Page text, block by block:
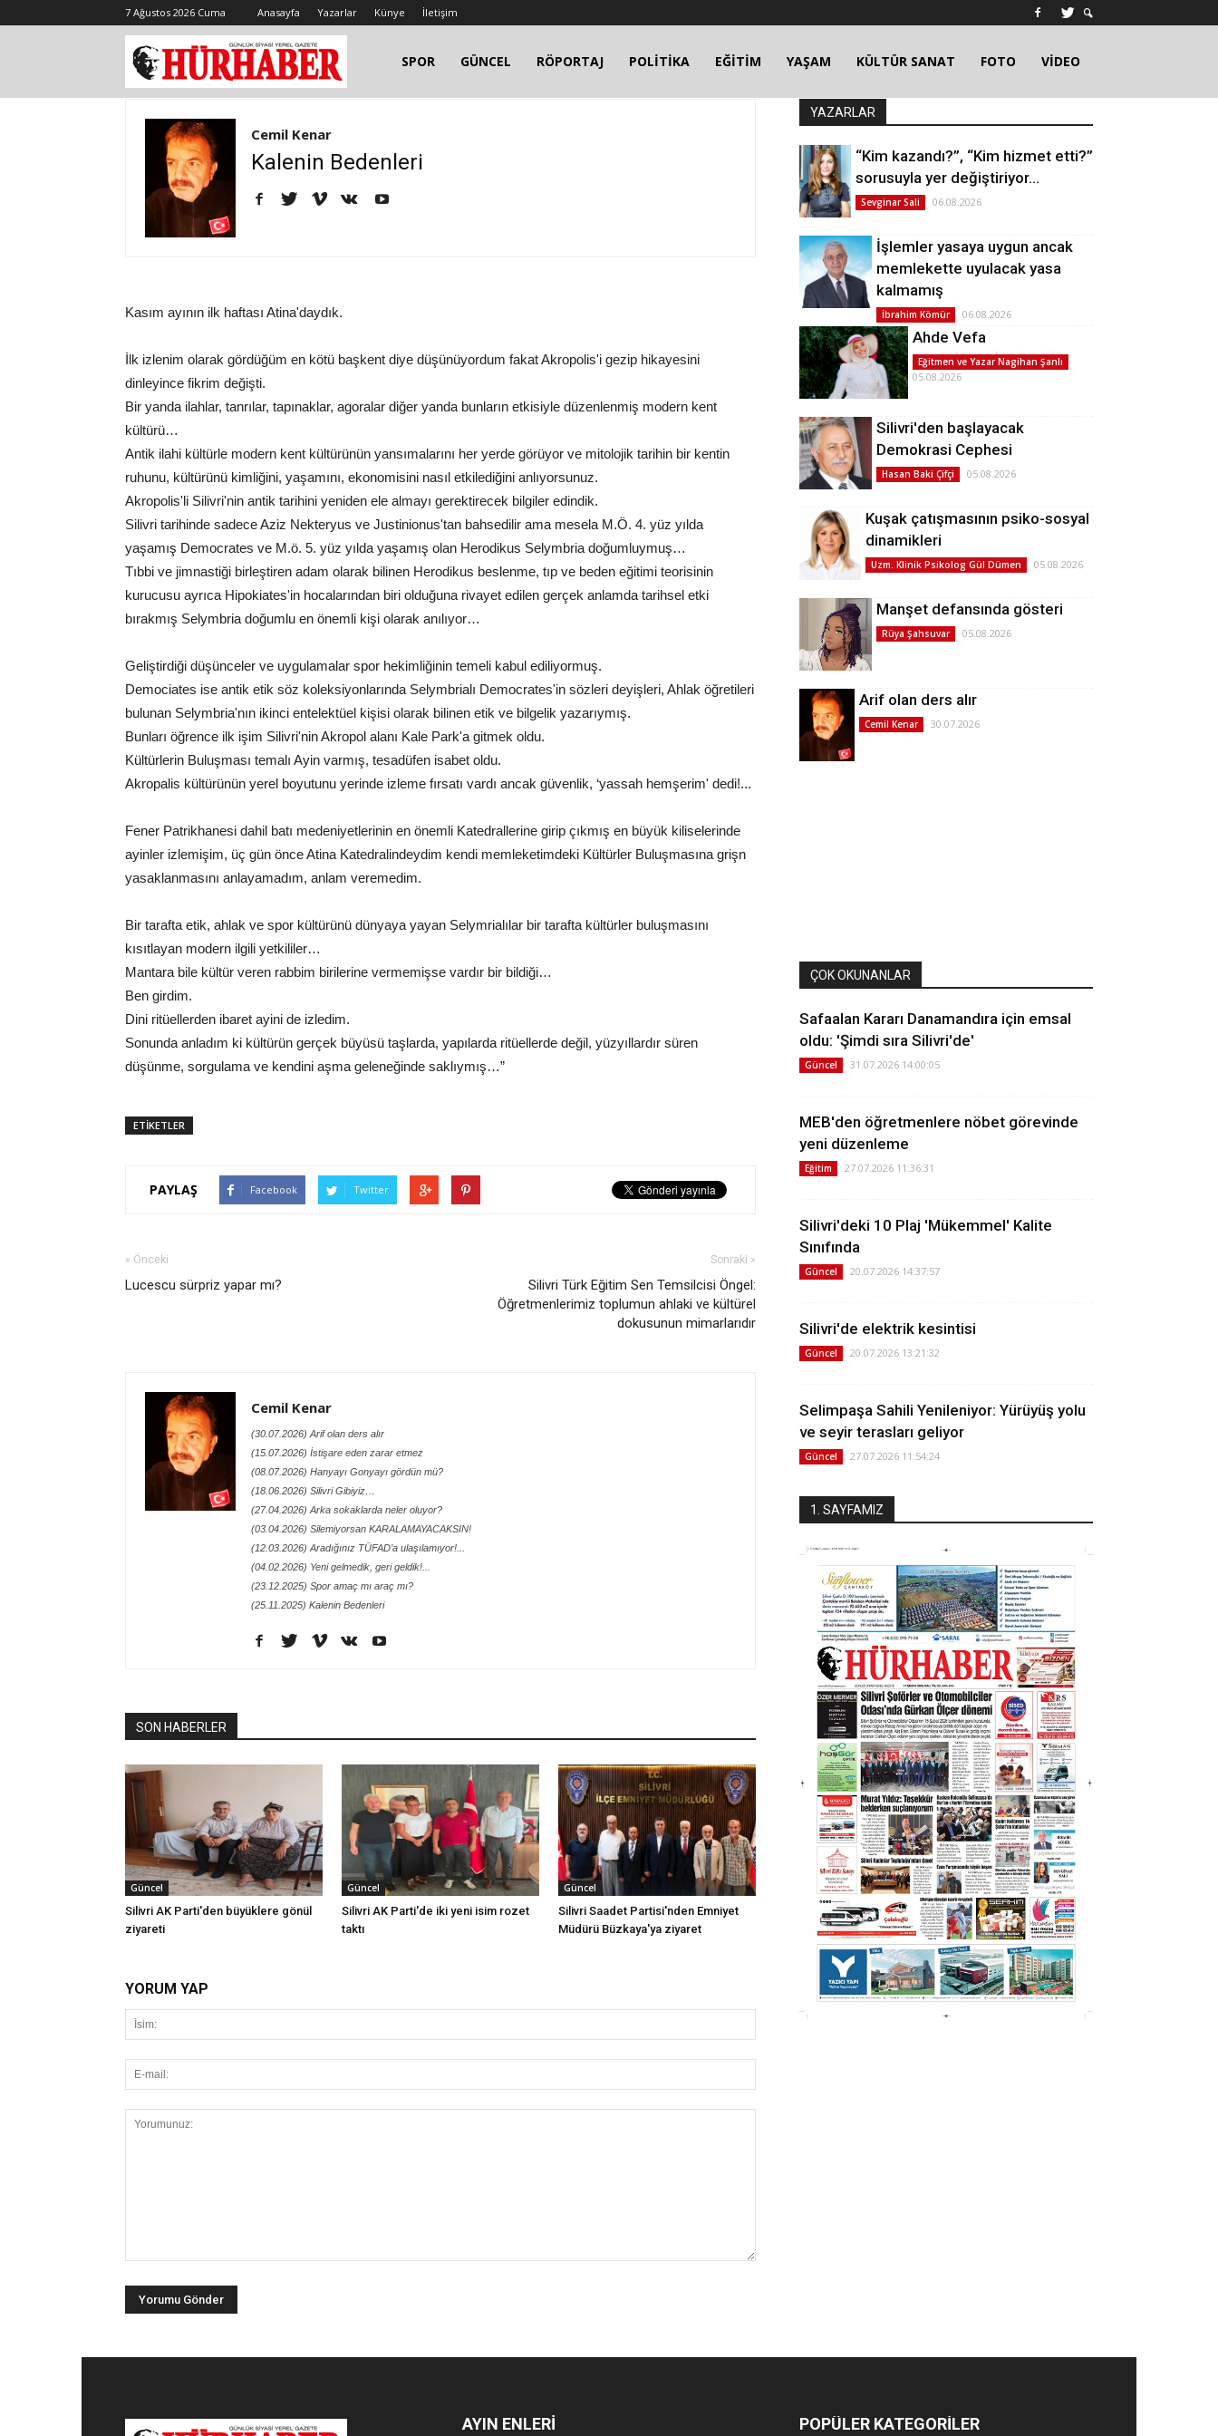
7 Ağustos 2026 Cuma Anasayfa Yazarlar Künye İletişim
SPOR GÜNCEL RÖPORTAJ POLİTİKA EĞİTİM YAŞAM KÜLTÜR SANAT FOTO VİDEO
Cemil Kenar
Kalenin Bedenleri
Kasım ayının ilk haftası Atina'daydık.
İlk izlenim olarak gördüğüm en kötü başkent diye düşünüyordum fakat Akropolis'i gezip hikayesini
dinleyince fikrim değişti.
Bir yanda ilahlar, tanrılar, tapınaklar, agoralar diğer yanda bunların etkisiyle düzenlenmiş modern kent
kültürü…
Antik ilahi kültürle modern kent kültürünün yansımalarını her yerde görüyor ve mitolojik tarihin bir kentin
ruhunu, kültürünü kimliğini, yaşamını, ekonomisini nasıl etkilediğini anlıyorsunuz.
Akropolis'li Silivri'nin antik tarihini yeniden ele almayı gerektirecek bilgiler edindik.
Silivri tarihinde sadece Aziz Nekteryus ve Justinionus'tan bahsedilir ama mesela M.Ö. 4. yüz yılda
yaşamış Democrates ve M.ö. 5. yüz yılda yaşamış olan Herodikus Selymbria doğumluymuş…
Tıbbi ve jimnastiği birleştiren adam olarak bilinen Herodikus beslenme, tıp ve beden eğitimi teorisinin
kurucusu ayrıca Hipokiates'in hocalarından biri olduğuna rivayet edilen gerçek anlamda tarihsel etki
bırakmış Selymbria doğumlu en önemli kişi olarak anılıyor…
Geliştirdiği düşünceler ve uygulamalar spor hekimliğinin temeli kabul ediliyormuş.
Demociates ise antik etik söz koleksiyonlarında Selymbrialı Democrates'in sözleri deyişleri, Ahlak öğretileri
bulunan Selymbria'nın ikinci entelektüel kişisi olarak bilinen etik ve bilgelik yazarıymış.
Bunları öğrence ilk işim Silivri'nin Akropol alanı Kale Park'a gitmek oldu.
Kültürlerin Buluşması temalı Ayin varmış, tesadüfen isabet oldu.
Akropalis kültürünün yerel boyutunu yerinde izleme fırsatı vardı ancak güvenlik, ‘yassah hemşerim' dedi!...
Fener Patrikhanesi dahil batı medeniyetlerinin en önemli Katedrallerine girip çıkmış en büyük kiliselerinde
ayinler izlemişim, üç gün önce Atina Katedralindeydim kendi memleketimdeki Kültürler Buluşmasına grişn
yasaklanmasını anlayamadım, anlam veremedim.
Bir tarafta etik, ahlak ve spor kültürünü dünyaya yayan Selymrialılar bir tarafta kültürler buluşmasını
kısıtlayan modern ilgili yetkililer…
Mantara bile kültür veren rabbim birilerine vermemişse vardır bir bildiği…
Ben girdim.
Dini ritüellerden ibaret ayini de izledim.
Sonunda anladım ki kültürün gerçek büyüsü taşlarda, yapılarda ritüellerde değil, yüzyıllardır süren
düşünme, sorgulama ve kendini aşma geleneğinde saklıymış…”
ETİKETLER
PAYLAŞ Facebook Twitter
« Önceki
Lucescu sürpriz yapar mı?
Sonraki »
Silivri Türk Eğitim Sen Temsilcisi Öngel:
Öğretmenlerimiz toplumun ahlaki ve kültürel
dokusunun mimarlarıdır
Cemil Kenar
(30.07.2026) Arif olan ders alır
(15.07.2026) İstişare eden zarar etmez
(08.07.2026) Hanyayı Gonyayı gördün mü?
(18.06.2026) Silivri Gibiyiz…
(27.04.2026) Arka sokaklarda neler oluyor?
(03.04.2026) Silemiyorsan KARALAMAYACAKSIN!
(12.03.2026) Aradığınız TÜFAD’a ulaşılamıyor!...
(04.02.2026) Yeni gelmedik, geri geldik!...
(23.12.2025) Spor amaç mı araç mı?
(25.11.2025) Kalenin Bedenleri
SON HABERLER
Güncel
Silivri AK Parti'den büyüklere gönül
ziyareti
Güncel
Silivri AK Parti'de iki yeni isim rozet
taktı
Güncel
Silivri Saadet Partisi'nden Emniyet
Müdürü Büzkaya'ya ziyaret
YORUM YAP
YAZARLAR
“Kim kazandı?”, “Kim hizmet etti?”
sorusuyla yer değiştiriyor…
Sevginar Sali 06.08.2026
İşlemler yasaya uygun ancak
memlekette uyulacak yasa
kalmamış
İbrahim Kömür 06.08.2026
Ahde Vefa
Eğitmen ve Yazar Nagihan Şanlı
05.08.2026
Silivri'den başlayacak
Demokrasi Cephesi
Hasan Baki Çifçi 05.08.2026
Kuşak çatışmasının psiko-sosyal
dinamikleri
Uzm. Klinik Psikolog Gül Dümen 05.08.2026
Manşet defansında gösteri
Rüya Şahsuvar 05.08.2026
Arif olan ders alır
Cemil Kenar 30.07.2026
ÇOK OKUNANLAR
Safaalan Kararı Danamandıra için emsal
oldu: 'Şimdi sıra Silivri'de'
Güncel 31.07.2026 14:00:05
MEB'den öğretmenlere nöbet görevinde
yeni düzenleme
Eğitim 27.07.2026 11:36:31
Silivri'deki 10 Plaj 'Mükemmel' Kalite
Sınıfında
Güncel 20.07.2026 14:37:57
Silivri'de elektrik kesintisi
Güncel 20.07.2026 13:21:32
Selimpaşa Sahili Yenileniyor: Yürüyüş yolu
ve seyir terasları geliyor
Güncel 27.07.2026 11:54:24
1. SAYFAMIZ
AYIN ENLERİ POPÜLER KATEGORİLER